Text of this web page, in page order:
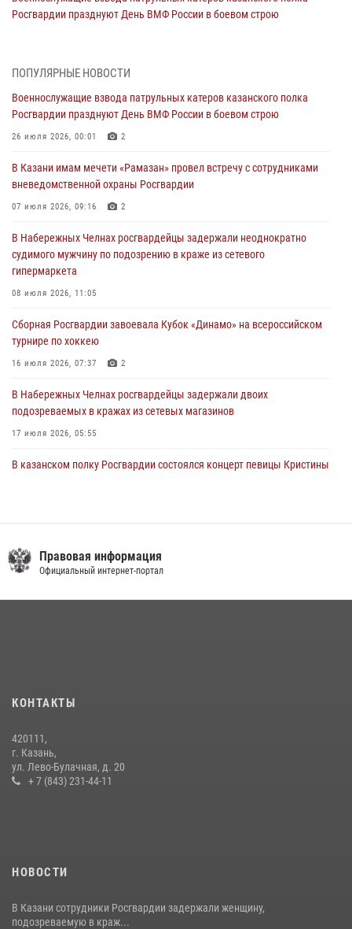
Росгвардии празднуют День ВМФ России в боевом строю
Татарстанские росгвардейцы завоевали «бронзу» в окружном этапе
24 июля 2026, 15:05 4
В казанском полку Росгвардии состоялся концерт певицы Кристины
В Нижнекамске сотрудники Росгвардии задержали подозреваемого
23 июля 2026, 06:47
В Казани Росгвардия приняла участие в обеспечении безопасности
крестного хода и освящения храма
ПОПУЛЯРНЫЕ НОВОСТИ
Военнослужащие взвода патрульных катеров казанского полка
Росгвардии празднуют День ВМФ России в боевом строю
26 июля 2026, 00:01 2
В Казани имам мечети «Рамазан» провел встречу с сотрудниками
вневедомственной охраны Росгвардии
07 июля 2026, 09:16 2
В Набережных Челнах росгвардейцы задержали неоднократно
судимого мужчину по подозрению в краже из сетевого
гипермаркета
08 июля 2026, 11:05
Сборная Росгвардии завоевала Кубок «Динамо» на всероссийском
турнире по хоккею
16 июля 2026, 07:37 2
В Набережных Челнах росгвардейцы задержали двоих
подозреваемых в кражах из сетевых магазинов
17 июля 2026, 05:55
В казанском полку Росгвардии состоялся концерт певицы Кристины
секретами своего семейного счастья
08 июля 2026, 07:48 4
15 июля отмечается День образования подразделений связи
Росгвардии
15 июля 2026, 08:41
Правовая информация
Официальный интернет-портал
КОНТАКТЫ
420111,
г. Казань,
ул. Лево-Булачная, д. 20
+ 7 (843) 231-44-11
НОВОСТИ
В Казани сотрудники Росгвардии задержали женщину,
подозреваемую в краж...